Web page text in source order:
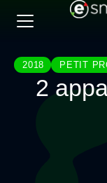
2018 PETIT
2